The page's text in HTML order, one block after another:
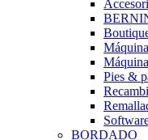
Pies &
BORDADO